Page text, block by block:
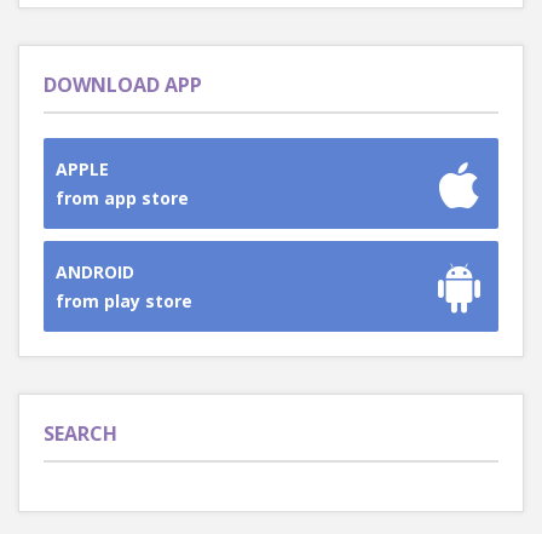
DOWNLOAD APP
APPLE
from app store
ANDROID
from play store
SEARCH